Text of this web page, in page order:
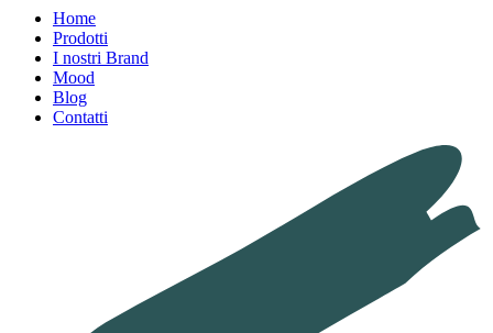
Home
Prodotti
I nostri Brand
Mood
Blog
Contatti